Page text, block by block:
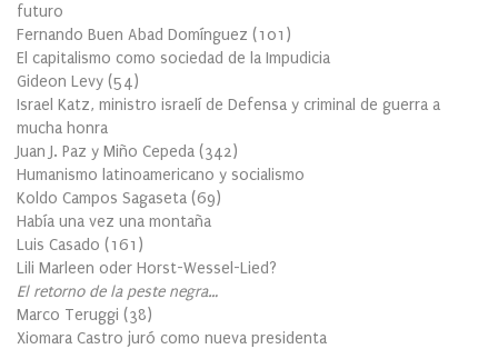
futuro
Fernando Buen Abad Domínguez (101 )
El capitalismo como sociedad de la Impudicia
Gideon Levy (54)
Israel Katz, ministro israelí de Defensa y criminal de guerra a
mucha honra
Juan J. Paz y Miño Cepeda (342)
Humanismo latinoamericano y socialismo
Koldo Campos Sagaseta (69)
Había una vez una montaña
Luis Casado (161 )
Lili Marleen oder Horst-Wessel-Lied?
El retorno de la peste negra…
Marco Teruggi (38)
Xiomara Castro juró como nueva presidenta